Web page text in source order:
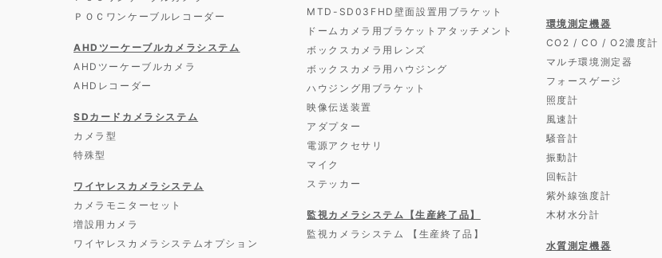
ＰＯＣワンケーブルレコーダー
AHDツーケーブルカメラシステム
AHDツーケーブルカメラ
AHDレコーダー
SDカードカメラシステム
カメラ型
特殊型
ワイヤレスカメラシステム
カメラモニターセット
増設用カメラ
ワイヤレスカメラシステムオプション
MTD-SD03FHD壁面設置用ブラケット
ドームカメラ用ブラケットアタッチメント
ボックスカメラ用レンズ
ボックスカメラ用ハウジング
ハウジング用ブラケット
映像伝送装置
アダプター
電源アクセサリ
マイク
ステッカー
監視カメラシステム【生産終了品】
監視カメラシステム 【生産終了品】
環境測定機器
CO2 / CO / O2濃度計
マルチ環境測定器
フォースゲージ
照度計
風速計
騒音計
振動計
回転計
紫外線強度計
木材水分計
水質測定機器